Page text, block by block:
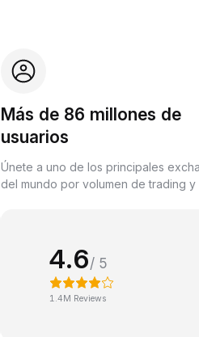
Más de 86 millones de
usuarios
Únete a uno de los principales
del mundo por volumen de trading y
4.6/ 5
1.4M Reviews